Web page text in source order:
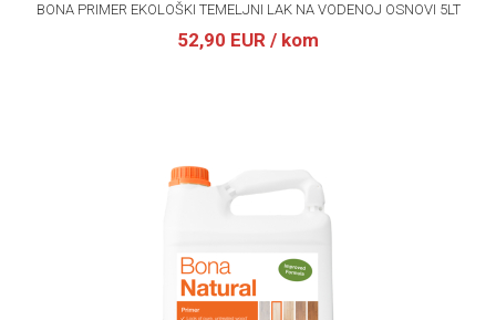
BONA PRIMER EKOLOŠKI TEMELJNI LAK NA VODENOJ OSNOVI 5LT
52,90 EUR / kom